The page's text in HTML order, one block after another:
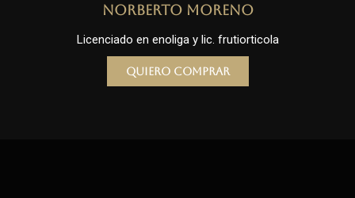
Norberto Moreno
Licenciado en enoliga y lic. frutiorticola
Quiero comprar